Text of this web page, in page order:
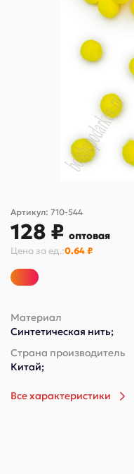
Артикул: 710-544
128 ₽ оптовая
Цена за ед.:0.64 ₽
Материал
Синтетическая нить;
Страна производитель
Китай;
Все характеристики